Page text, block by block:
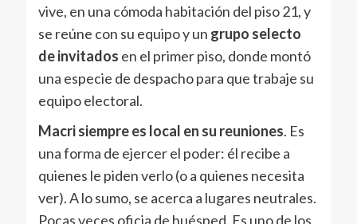
vive, en una cómoda habitación del piso 21, y
se reúne con su equipo y un grupo selecto
de invitados en el primer piso, donde montó
una especie de despacho para que trabaje su
equipo electoral.
Macri siempre es local en su reuniones. Es
una forma de ejercer el poder: él recibe a
quienes le piden verlo (o a quienes necesita
ver). A lo sumo, se acerca a lugares neutrales.
Pocas veces oficia de huésped. Es uno de los